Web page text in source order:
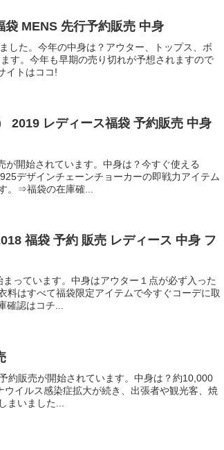
ゴー) 福袋 MENS 先行予約販売 中身
した。今年の中身は？アウター、トップス、ボ
す。今年も早期の売り切れが予想されますので
イトはココ!
開始されています。中身は？今すぐ使える
デザインチェーンチョーカーの即戦力アイテム
。⇒福袋の在庫確...
福袋 予約 販売 レディース 中身 フ
っています。中身はアウター１点が必ず入った
料はすべて福袋限定アイテムで今すぐコーデに取
確認はコチ...
約販売が開始されています。中身は？約10,000
イルス感染症拡大が続き、出張者や観光客、焼
まいました...